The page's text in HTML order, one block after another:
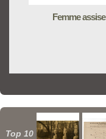
Femme assise
Top 10